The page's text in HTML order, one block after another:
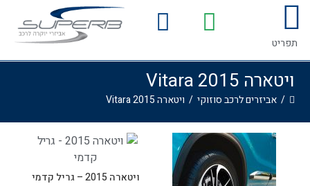
לתוכן
תפריט
ויטארה 2015 Vitara
/ אביזרים לרכב סוזוקי / ויטארה 2015 Vitara
ויטארה 2015 – גריל קדמי